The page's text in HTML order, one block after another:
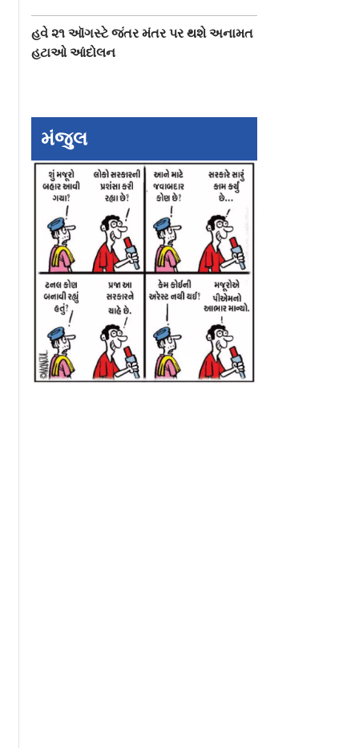
ચાર્જિંગ
એ
હવે ઇન્સ્ટાગ્રામ, ફેસબુક
અને વોટ્સએપ માટે
ચૂકવવા પડશે પૈસા!
Metaએ કરી આ જાહેરાત
હવે ૨૧ ઑગસ્ટે જંતર મંતર પર થશે અનામત
હટાઓ આંદોલન
મંજુલ